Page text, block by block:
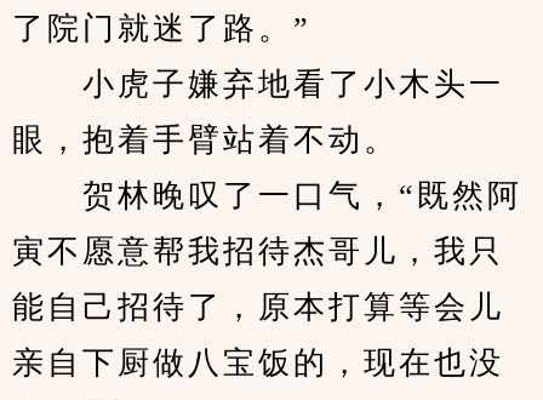
了院门就迷了路。”
小虎子嫌弃地看了小木头一
眼，抱着手臂站着不动。
贺林晚叹了一口气，“既然阿
寅不愿意帮我招待杰哥儿，我只
能自己招待了，原本打算等会儿
亲自下厨做八宝饭的，现在也没